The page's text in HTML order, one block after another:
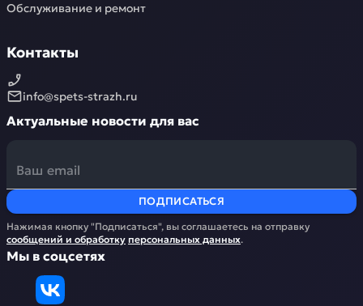
Обслуживание и ремонт
Контакты
info@spets-strazh.ru
Актуальные новости для вас
ПОДПИСАТЬСЯ
Нажимая кнопку "Подписаться", вы соглашаетесь на отправку
сообщений и обработку персональных данных.
Мы в соцсетях